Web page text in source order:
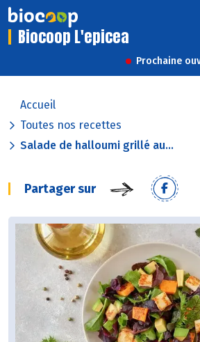
Biocoop L'epicea
Prochaine
Accueil
Toutes nos recettes
Salade de halloumi grillé au...
Partager sur